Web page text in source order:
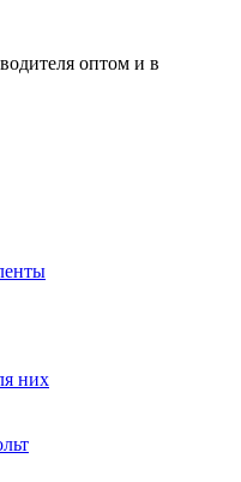
оптом и в
них